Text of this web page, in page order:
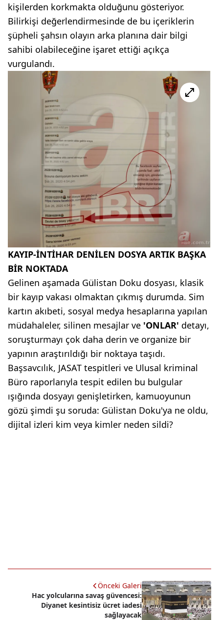
kişilerden korkmakta olduğunu gösteriyor.
Bilirkişi değerlendirmesinde de bu içeriklerin
şüpheli şahsın olayın arka planına dair bilgi
sahibi olabileceğine işaret ettiği açıkça
vurgulandı.
KAYIP-İNTİHAR DENİLEN DOSYA ARTIK BAŞKA
BİR NOKTADA
Gelinen aşamada Gülistan Doku dosyası, klasik
bir kayıp vakası olmaktan çıkmış durumda. Sim
kartın akıbeti, sosyal medya hesaplarına yapılan
müdahaleler, silinen mesajlar ve 'ONLAR' detayı,
soruşturmayı çok daha derin ve organize bir
yapının araştırıldığı bir noktaya taşıdı.
Başsavcılık, JASAT tespitleri ve Ulusal kriminal
Büro raporlarıyla tespit edilen bu bulgular
ışığında dosyayı genişletirken, kamuoyunun
gözü şimdi şu soruda: Gülistan Doku'ya ne oldu,
dijital izleri kim veya kimler neden sildi?
Önceki Galeri
Hac yolcularına savaş güvencesi:
Diyanet kesintisiz ücret iadesi
sağlayacak